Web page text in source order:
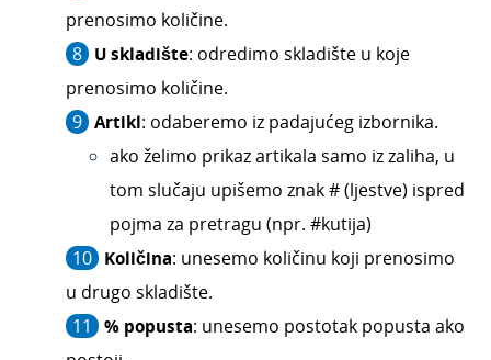
Vođenje proizvodnje
Knjiženje
Ispis i slanje
Pregledi i alati
Uvozi podataka u zalihama
Intrastat
Radni nalozi
Primljene narudžbe
Izdane narudžbe
Dnevni utržak
prenosimo količine.
U skladište: odredimo skladište u koje
prenosimo količine.
Artikl: odaberemo iz padajućeg izbornika.
ako želimo prikaz artikala samo iz zaliha, u
tom slučaju upišemo znak # (ljestve) ispred
pojma za pretragu (npr. #kutija)
Količina: unesemo količinu koji prenosimo
u drugo skladište.
% popusta: unesemo postotak popusta ako